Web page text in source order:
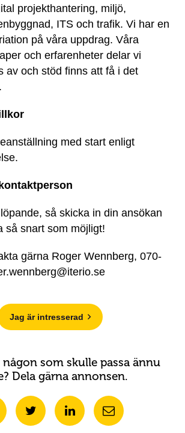
projekthantering, miljö,
ITS och trafik. Vi har en
på våra uppdrag. Våra
och erfarenheter delar vi
av och stöd finns att få i det
med start enligt
så skicka in din ansökan
så snart som möjligt!
gärna Roger Wennberg, 070-
Jag är intresserad
som skulle passa ännu
Dela gärna annonsen.